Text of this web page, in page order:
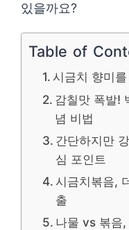
있을까요?
Table of
시금치 향미
감칠맛 폭발!
념 비법
간단하지만
심 포인트
시금치볶음,
출
나물 vs 볶음